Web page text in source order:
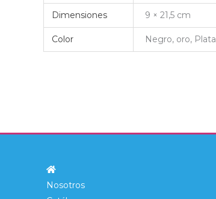
Dimensiones 9 × 21,5 cm
Color Negro, oro, Plata
Nosotros